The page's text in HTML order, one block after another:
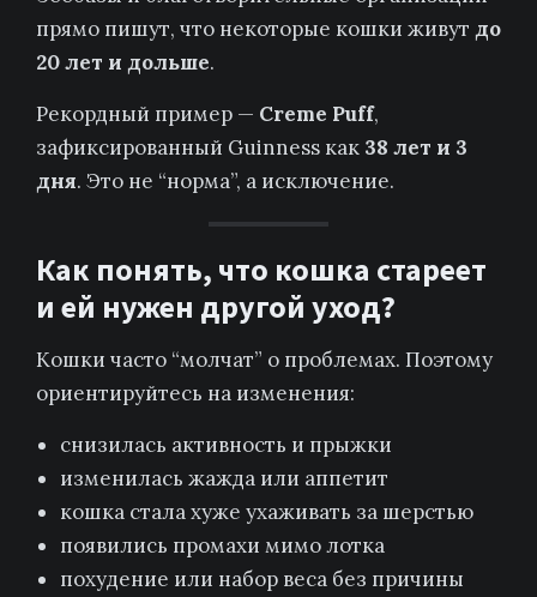
прямо пишут, что некоторые кошки живут до
20 лет и дольше.
Рекордный пример — Creme Puff,
зафиксированный Guinness как 38 лет и 3
дня. Это не “норма”, а исключение.
Как понять, что кошка стареет
и ей нужен другой уход?
Кошки часто “молчат” о проблемах. Поэтому
ориентируйтесь на изменения:
снизилась активность и прыжки
изменилась жажда или аппетит
кошка стала хуже ухаживать за шерстью
появились промахи мимо лотка
похудение или набор веса без причины